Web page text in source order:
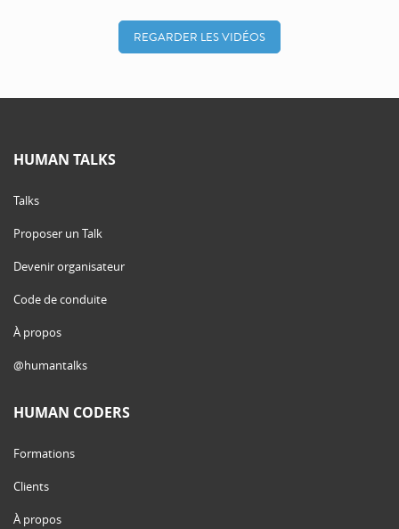
REGARDER LES VIDÉOS
HUMAN TALKS
Talks
Proposer un Talk
Devenir organisateur
Code de conduite
À propos
@humantalks
HUMAN CODERS
Formations
Clients
À propos